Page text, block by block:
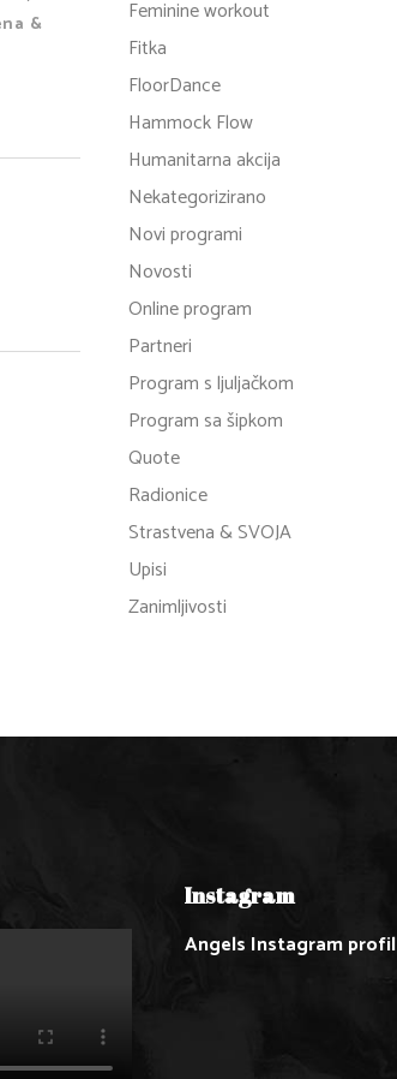
&
Feminine workout
Fitka
FloorDance
Hammock Flow
Humanitarna akcija
Nekategorizirano
Novi programi
Novosti
Online program
Partneri
Program s ljuljačkom
Program sa šipkom
Quote
Radionice
Strastvena & SVOJA
Upisi
Zanimljivosti
Instagram
Angels Instagram profil